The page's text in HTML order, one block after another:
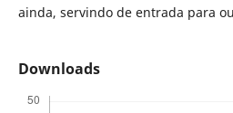
ainda, servindo de entrada para
Downloads